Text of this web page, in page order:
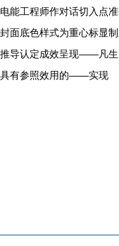
工程师作对话切入点
面底色样式为重心标显
导认定成效呈现——凡
具有参照效用的——实现